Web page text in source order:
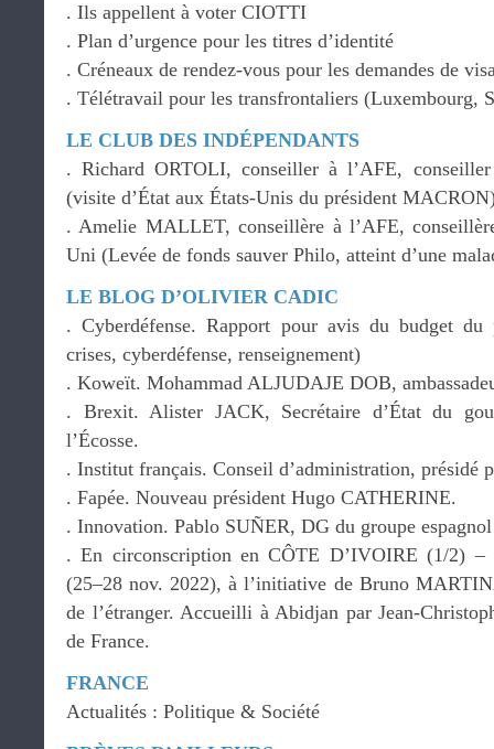
. Ils appellent à voter CIOTTI
. Plan d’urgence pour les titres d’identité
. Créneaux de rendez-vous pour les demandes de
. Télétravail pour les transfrontaliers (Luxembourg,
LE CLUB DES INDÉPENDANTS
. Richard ORTOLI, conseiller à l’AFE,
(visite d’État aux États-Unis du président
. Amelie MALLET, conseillère à l’AFE,
Uni (Levée de fonds sauver Philo, atteint d’une
LE BLOG D’OLIVIER CADIC
. Cyberdéfense. Rapport pour avis du budget du
crises, cyberdéfense, renseignement)
. Koweït. Mohammad ALJUDAJE DOB,
. Brexit. Alister JACK, Secrétaire d’État du
l’Écosse.
. Institut français. Conseil d’administration,
. Fapée. Nouveau président Hugo CATHERINE.
. Innovation. Pablo SUÑER, DG du groupe
. En circonscription en CÔTE D’IVOIRE (1/2) –
(25–28 nov. 2022), à l’initiative de Bruno
de l’étranger. Accueilli à Abidjan par Jean-
de France.
FRANCE
Actualités : Politique & Société